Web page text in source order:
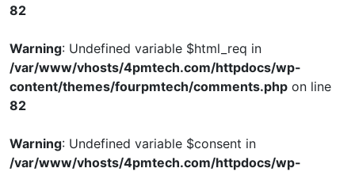
82
Warning: Undefined variable $html_req in
/var/www/vhosts/4pmtech.com/httpdocs/wp-
content/themes/fourpmtech/comments.php on line
82
Warning: Undefined variable $consent in
/var/www/vhosts/4pmtech.com/httpdocs/wp-